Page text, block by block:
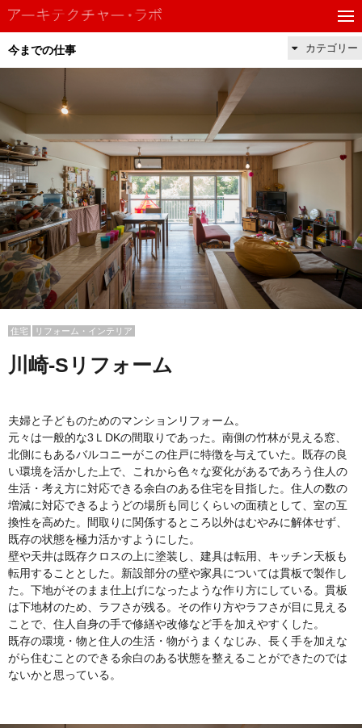
今までの仕事 カテゴリー
住宅 リフォーム・インテリア
川崎-Sリフォーム
夫婦と子どものためのマンションリフォーム。
元々は一般的な3ＬDKの間取りであった。南側の竹林が見える窓、
北側にもあるバルコニーがこの住戸に特徴を与えていた。既存の良
い環境を活かした上で、これから色々な変化があるであろう住人の
生活・考え方に対応できる余白のある住宅を目指した。住人の数の
増減に対応できるようどの場所も同じくらいの面積として、室の互
換性を高めた。間取りに関係するところ以外はむやみに解体せず、
既存の状態を極力活かすようにした。
壁や天井は既存クロスの上に塗装し、建具は転用、キッチン天板も
転用することとした。新設部分の壁や家具については貫板で製作し
た。下地がそのまま仕上げになったような作り方にしている。貫板
は下地材のため、ラフさが残る。その作り方やラフさが目に見える
ことで、住人自身の手で修繕や改修など手を加えやすくした。
既存の環境・物と住人の生活・物がうまくなじみ、長く手を加えな
がら住むことのできる余白のある状態を整えることができたのでは
ないかと思っている。